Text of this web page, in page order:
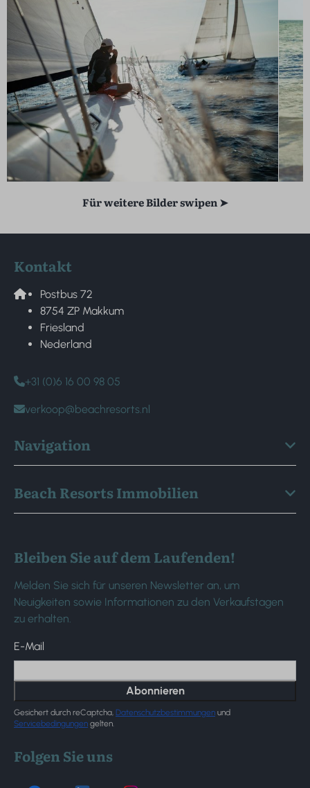
Für weitere Bilder swipen ➤
Kontakt
Postbus 72
8754 ZP Makkum
Friesland
Nederland
+31 (0)6 16 00 98 05
verkoop@beachresorts.nl
Navigation
Beach Resorts Immobilien
Bleiben Sie auf dem Laufenden!
Melden Sie sich für unseren Newsletter an, um
Neuigkeiten sowie Informationen zu den Verkaufstagen
zu erhalten.
E-Mail
Abonnieren
Gesichert durch reCaptcha, Datenschutzbestimmungen und
Servicebedingungen gelten.
Folgen Sie uns